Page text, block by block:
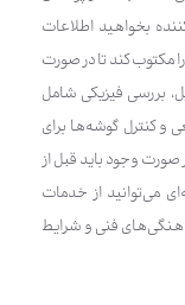
بخواهید اطلاعات
مکتوب کند تا در صورت
بررسی فیزیکی شامل
و کنترل گوشه‌ها برای
صورت وجود باید قبل از
می‌توانید از خدمات
فنی و شرایط